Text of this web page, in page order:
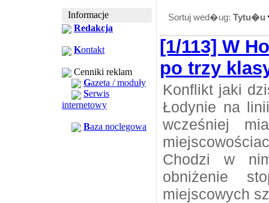
Informacje
Redakcja
Kontakt
Cenniki reklam
Gazeta / moduły
Serwis
internetowy
Baza noclegowa
Sortuj wed�ug: Tytu�u
[1/113] W
po trzy
Konflikt jaki
Łodynie na
wcześniej
Chodzi w
obniżenie
miejscowych